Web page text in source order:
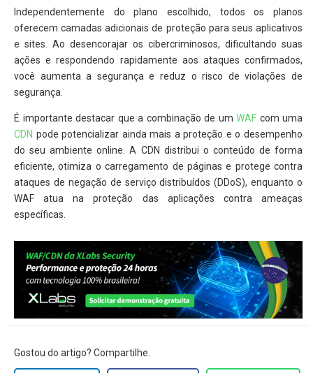
Independentemente do plano escolhido, todos os planos
oferecem camadas adicionais de proteção para seus aplicativos
e sites. Ao desencorajar os cibercriminosos, dificultando suas
ações e respondendo rapidamente aos ataques confirmados,
você aumenta a segurança e reduz o risco de violações de
segurança.
É importante destacar que a combinação de um WAF com uma
CDN pode potencializar ainda mais a proteção e o desempenho
do seu ambiente online. A CDN distribui o conteúdo de forma
eficiente, otimiza o carregamento de páginas e protege contra
ataques de negação de serviço distribuídos (DDoS), enquanto o
WAF atua na proteção das aplicações contra ameaças
específicas.
Gostou do artigo? Compartilhe.